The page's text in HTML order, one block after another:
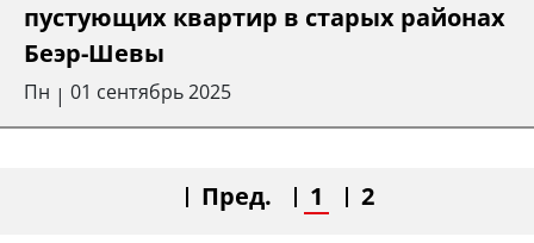
пустующих квартир в старых районах
Беэр-Шевы
Пн | 01 сентябрь 2025
Пред. 1 2